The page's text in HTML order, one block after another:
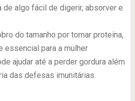
de algo fácil de digerir, absorver e
do tamanho por tomar proteína,
essencial para a mulher
ajudar até a perder gordura além
das defesas imunitárias.